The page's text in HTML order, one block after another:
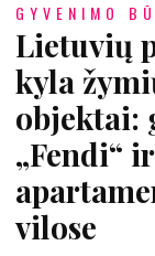
GYVENIMO
Lietuvių
kyla
objektai:
„Fendi“
vilose